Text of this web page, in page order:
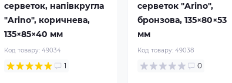
серветок, напівкругла
"Arino", коричнева,
135×85×40 мм
Код товару:49034
1
серветок "Arino",
бронзова, 135×80×53
мм
Код товару: 49038
0